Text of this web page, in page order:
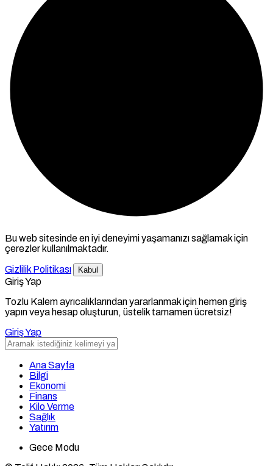
Bu web sitesinde en iyi deneyimi yaşamanızı sağlamak için
çerezler kullanılmaktadır.
Gizlilik Politikası
Kabul
Giriş Yap
Tozlu Kalem ayrıcalıklarından yararlanmak için hemen giriş
yapın veya hesap oluşturun, üstelik tamamen ücretsiz!
Giriş Yap
Ana Sayfa
Bilgi
Ekonomi
Finans
Kilo Verme
Sağlık
Yatırım
Gece Modu